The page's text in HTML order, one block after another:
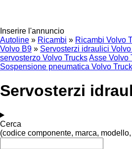
Inserire l'annuncio
Autoline » Ricambi » Ricambi Volvo
Volvo B9 » Servosterzi idraulici
servosterzo Volvo TrucksAsse Volvo
Sospensione pneumatica Volvo
Servosterzi
Cerca
(codice componente, marca,